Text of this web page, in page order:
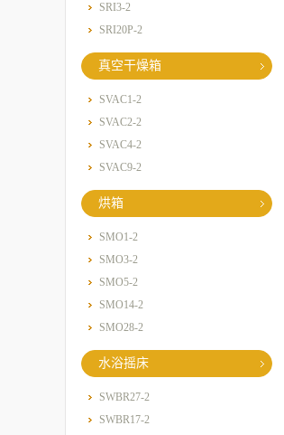
SRI3-2
SRI20P-2
真空干燥箱
SVAC1-2
SVAC2-2
SVAC4-2
SVAC9-2
烘箱
SMO1-2
SMO3-2
SMO5-2
SMO14-2
SMO28-2
水浴摇床
SWBR27-2
SWBR17-2